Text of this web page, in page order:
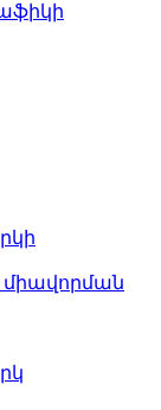
միավորման